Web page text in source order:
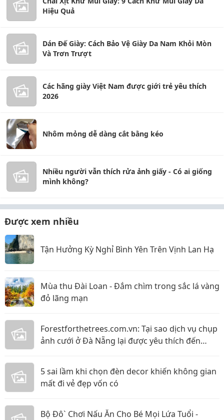
Hiệu Quả
Dán Đế Giày: Cách Bảo Vệ Giày Da Nam Khỏi Mòn
Và Trơn Trượt
Các hãng giày Việt Nam được giới trẻ yêu thích
2026
Nhôm mỏng dễ dàng cắt bằng kéo
Nhiều người vẫn thích rửa ảnh giấy - Có ai giống
mình không?
Được xem nhiều
Tận Hưởng Kỳ Nghỉ Bình Yên Trên Vịnh Lan Hạ
Mùa thu Đài Loan - Đắm chìm trong sắc lá vàng
đỏ lãng mạn
Forestforthetrees.com.vn: Tại sao dịch vụ chụp
ảnh cưới ở Đà Nẵng lại được yêu thích đến
5 sai lầm khi chọn đèn decor khiến không gian
mất đi vẻ đẹp vốn có
Bộ Đô` Chơi Nấu Ăn Cho Bé Mọi Lứa Tuổi -